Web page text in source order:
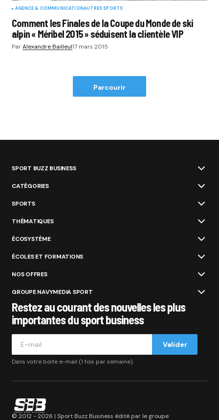
AGENCE & COMMUNICATIONAUTRES SPORTS
Comment les Finales de la Coupe du Monde de ski
alpin « Méribel 2015 » séduisent la clientèle VIP
ParAlexandre Bailleul17 mars 2015
Parcourir
SPORT BUZZ BUSINESS
CATÉGORIES
SPORTS
THÉMATIQUES
ÉCOSYSTÈME
ÉCOLES ET FORMATIONS
NOS OFFRES
GROUPE NAVYMEDIA SPORT
Restez au courant des nouvelles les plus
importantes du sport business
Valider
Dans votre boite e-mail (1 fois par semaine).
© 2012 - 2026 | Sport Buzz Business édité par le groupe